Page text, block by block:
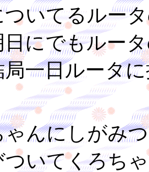
いてるルー
にでもルー
一日ルータ
んにしがみつ
いてくろち